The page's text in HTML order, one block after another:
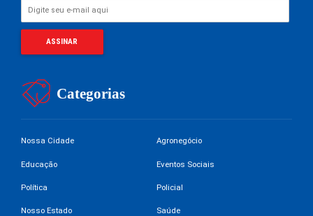
Categorias
Nossa Cidade Agronegócio
Educação Eventos Sociais
Política Policial
Nosso Estado Saúde